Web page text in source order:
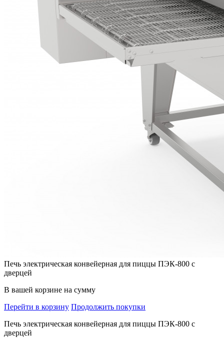
Печь электрическая конвейерная для пиццы ПЭК-800 с
дверцей
В вашей корзине на сумму
Перейти в корзину Продолжить покупки
Печь электрическая конвейерная для пиццы ПЭК-800 с
дверцей